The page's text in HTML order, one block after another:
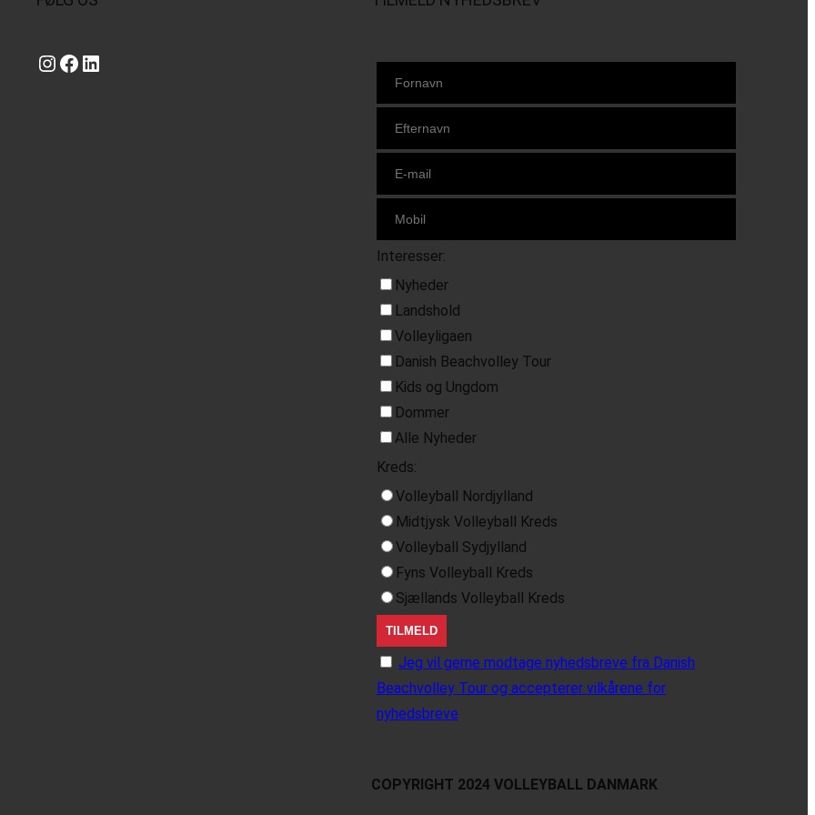
Instagram https://www.facebook.com/danishbeachvolleytour LinkedIn
Interesser:
Nyheder
Landshold
Volleyligaen
Danish Beachvolley Tour
Kids og Ungdom
Dommer
Alle Nyheder
Kreds:
Volleyball Nordjylland
Midtjysk Volleyball Kreds
Volleyball Sydjylland
Fyns Volleyball Kreds
Sjællands Volleyball Kreds
Jeg vil gerne modtage nyhedsbreve fra Danish
Beachvolley Tour og accepterer vilkårene for
nyhedsbreve
COPYRIGHT 2024 VOLLEYBALL DANMARK